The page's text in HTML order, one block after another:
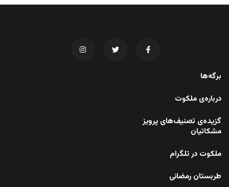
برگه‌ها
درباره‌ی ملکوت
گزیده‌ی تصنیف‌های پرویز
مشکاتیان
ملکوت در تلگرام
طربستان رمضانی